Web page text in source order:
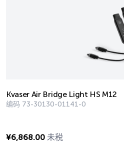
Kvaser Air Bridge Light HS M12
编码 73-30130-01141-0
¥6,868.00 未税